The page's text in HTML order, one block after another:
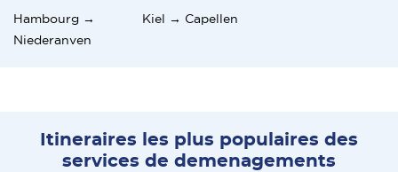
Hambourg →
Niederanven
Kiel → Capellen
Itineraires les plus populaires des
services de demenagements